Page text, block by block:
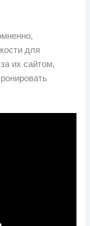
для
их сайтом,